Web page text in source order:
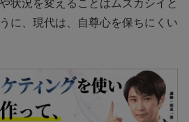
状況を変えることはムズカシイと
に、現代は、自尊心を保ちにくい